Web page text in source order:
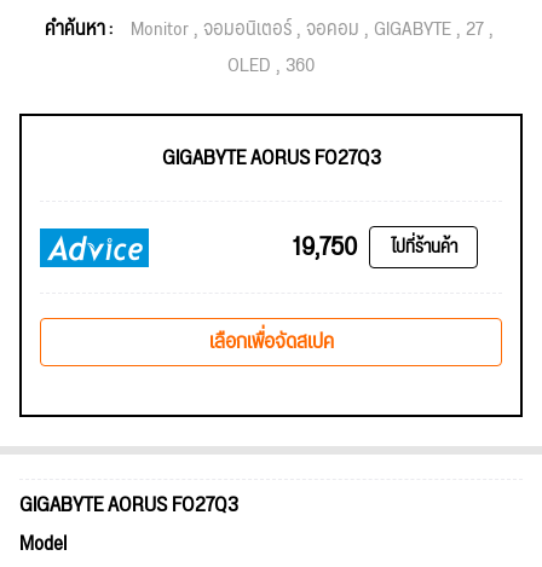
คำค้นหา : Monitor จอมอนิเตอร์ จอคอม GIGABYTE 27
OLED 360
GIGABYTE AORUS FO27Q3
19,750 ไปที่ร้านค้า
เลือกเพื่อจัดสเปค
GIGABYTE AORUS FO27Q3
Model